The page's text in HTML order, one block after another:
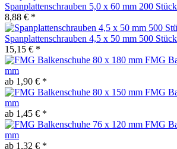
Spanplattenschrauben 5,0 x 60 mm 200 Stück
8,88 € *
Spanplattenschrauben 4,5 x 50 mm 500 Stück
15,15 € *
FMG
mm
ab 1,90 € *
FMG
mm
ab 1,45 € *
FMG
mm
ab 1,32 € *